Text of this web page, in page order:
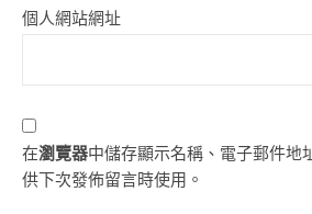
個人網站網址
在瀏覽器中儲存顯示名稱、電子郵件地
供下次發佈留言時使用。